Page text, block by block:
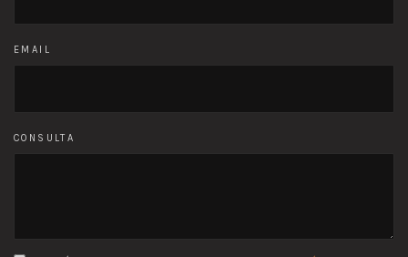
EMAIL
CONSULTA